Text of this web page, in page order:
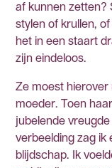
af kunnen zetten?
stylen of krullen,
het in een staart
zijn eindeloos.
Ze moest hierover
moeder. Toen
jubelende
verbeelding zag ik
blijdschap. Ik